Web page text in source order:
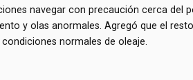
navegar con precaución cerca del
y olas anormales. Agregó que el
normales de oleaje.